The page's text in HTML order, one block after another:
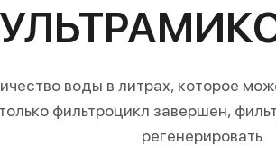
воды в литрах, которое
фильтроцикл завершен,
регенерировать